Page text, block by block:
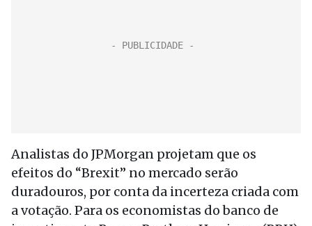
Analistas do JPMorgan projetam que os
efeitos do “Brexit” no mercado serão
duradouros, por conta da incerteza criada com
a votação. Para os economistas do banco de